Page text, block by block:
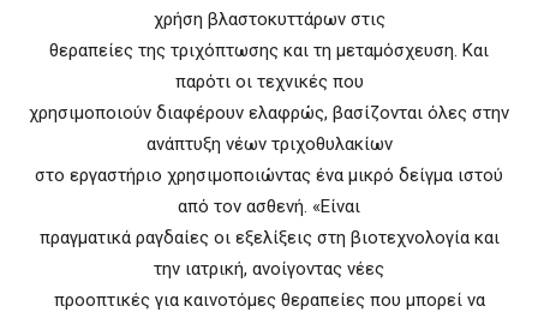
χρήση βλαστοκυττάρων στις
θεραπείες της τριχόπτωσης και τη μεταμόσχευση. Και
παρότι οι τεχνικές που
χρησιμοποιούν διαφέρουν ελαφρώς, βασίζονται όλες στην
ανάπτυξη νέων τριχοθυλακίων
στο εργαστήριο χρησιμοποιώντας ένα μικρό δείγμα ιστού
από τον ασθενή. «Είναι
πραγματικά ραγδαίες οι εξελίξεις στη βιοτεχνολογία και
την ιατρική, ανοίγοντας νέες
προοπτικές για καινοτόμες θεραπείες που μπορεί να